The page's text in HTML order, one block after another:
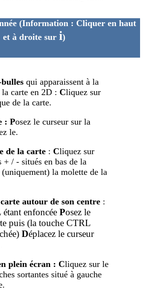
(Information : Cliquer en haut
et à droite sur i)
bullesqui apparaissent à la
la carte en 2D :Cliquez sur
de la carte.
: Posez le curseur sur la
le.
de la carte :Cliquez sur
+ / - situés en bas de la
la molette de la
autour de son centre :
enfoncéePosez le
puis (la toucheCTRL
Déplacez le curseur
plein écran :Cliquez sur le
sortantes situé à gauche